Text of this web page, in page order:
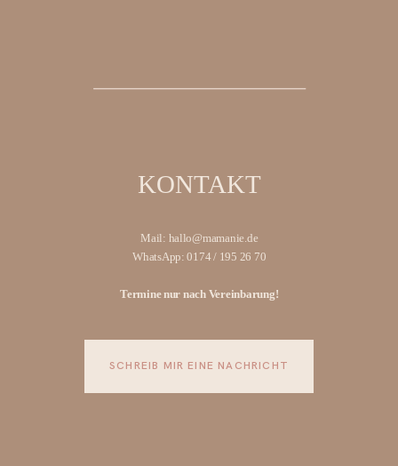
KONTAKT
Mail: hallo@mamanie.de
WhatsApp: 0174 / 195 26 70
Termine nur nach Vereinbarung!
SCHREIB MIR EINE NACHRICHT